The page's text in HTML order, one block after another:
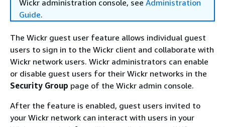
Wickr administration console, see Administration
Guide.
The Wickr guest user feature allows individual guest
users to sign in to the Wickr client and collaborate with
Wickr network users. Wickr administrators can enable
or disable guest users for their Wickr networks in the
Security Group page of the Wickr admin console.
After the feature is enabled, guest users invited to
your Wickr network can interact with users in your